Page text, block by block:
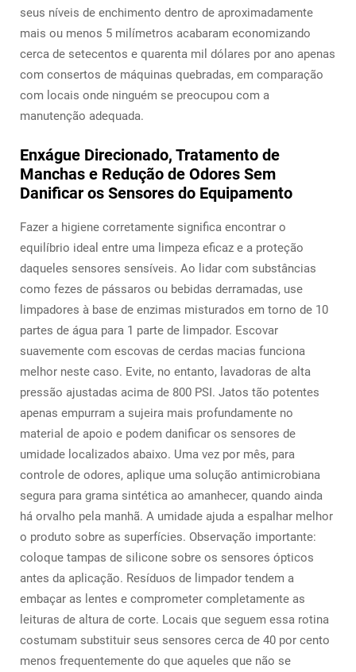
seus níveis de enchimento dentro de aproximadamente
mais ou menos 5 milímetros acabaram economizando
cerca de setecentos e quarenta mil dólares por ano apenas
com consertos de máquinas quebradas, em comparação
com locais onde ninguém se preocupou com a
manutenção adequada.
Enxágue Direcionado, Tratamento de
Manchas e Redução de Odores Sem
Danificar os Sensores do Equipamento
Fazer a higiene corretamente significa encontrar o
equilíbrio ideal entre uma limpeza eficaz e a proteção
daqueles sensores sensíveis. Ao lidar com substâncias
como fezes de pássaros ou bebidas derramadas, use
limpadores à base de enzimas misturados em torno de 10
partes de água para 1 parte de limpador. Escovar
suavemente com escovas de cerdas macias funciona
melhor neste caso. Evite, no entanto, lavadoras de alta
pressão ajustadas acima de 800 PSI. Jatos tão potentes
apenas empurram a sujeira mais profundamente no
material de apoio e podem danificar os sensores de
umidade localizados abaixo. Uma vez por mês, para
controle de odores, aplique uma solução antimicrobiana
segura para grama sintética ao amanhecer, quando ainda
há orvalho pela manhã. A umidade ajuda a espalhar melhor
o produto sobre as superfícies. Observação importante:
coloque tampas de silicone sobre os sensores ópticos
antes da aplicação. Resíduos de limpador tendem a
embaçar as lentes e comprometer completamente as
leituras de altura de corte. Locais que seguem essa rotina
costumam substituir seus sensores cerca de 40 por cento
menos frequentemente do que aqueles que não se